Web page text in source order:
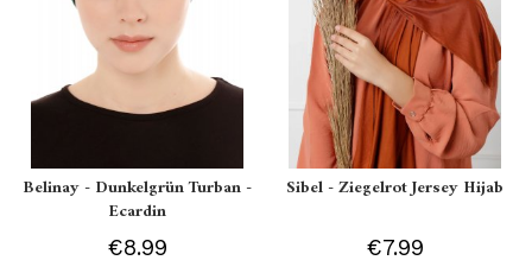
Belinay - Dunkelgrün Turban -
Ecardin
€8.99
Sibel - Ziegelrot Jersey Hijab
€7.99